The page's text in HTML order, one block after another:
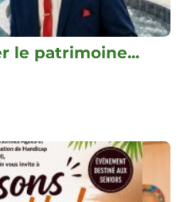
le patrimoine...